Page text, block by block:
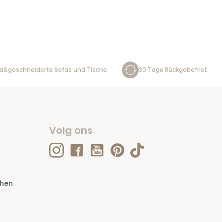
Sofas und Tische 30 Tage Rückgabefrist
Volg ons